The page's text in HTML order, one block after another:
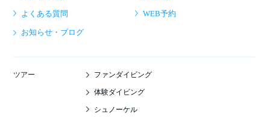
よくある質問 WEB予約
お知らせ・ブログ
ツアー ファンダイビング
体験ダイビング
シュノーケル